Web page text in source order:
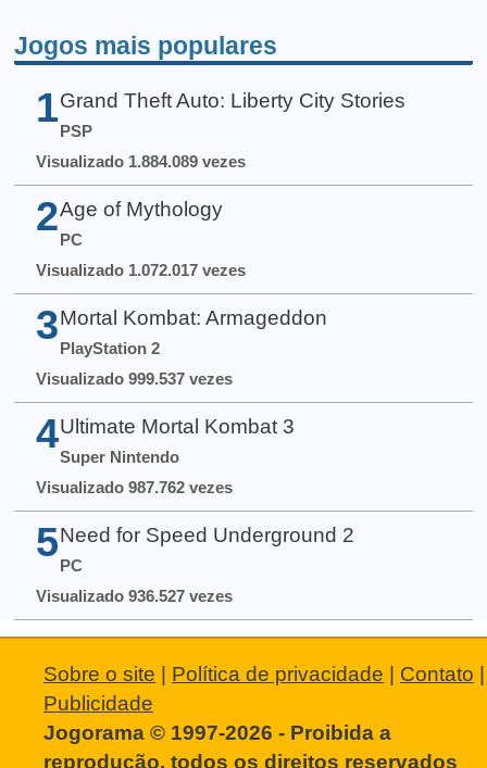
Jogos mais populares
1 Grand Theft Auto: Liberty City Stories
PSP
Visualizado 1.884.089 vezes
2 Age of Mythology
PC
Visualizado 1.072.017 vezes
3 Mortal Kombat: Armageddon
PlayStation 2
Visualizado 999.537 vezes
4 Ultimate Mortal Kombat 3
Super Nintendo
Visualizado 987.762 vezes
5 Need for Speed Underground 2
PC
Visualizado 936.527 vezes
Sobre o site Política de privacidade Contato
Publicidade
Jogorama © 1997-2026 - Proibida a
reprodução, todos os direitos reservados